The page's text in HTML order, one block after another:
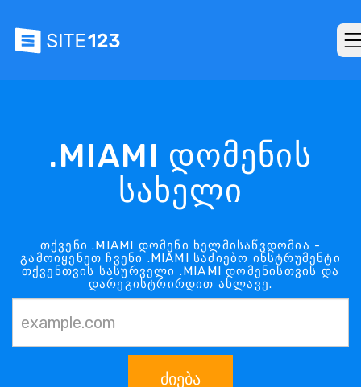
.MIAMI დომენის
სახელი
თქვენი .MIAMI დომენი ხელმისაწვდომია -
გამოიყენეთ ჩვენი .MIAMI საძიებო ინსტრუმენტი
თქვენთვის სასურველი .MIAMI დომენისთვის და
დარეგისტრირდით ახლავე.
ძიება